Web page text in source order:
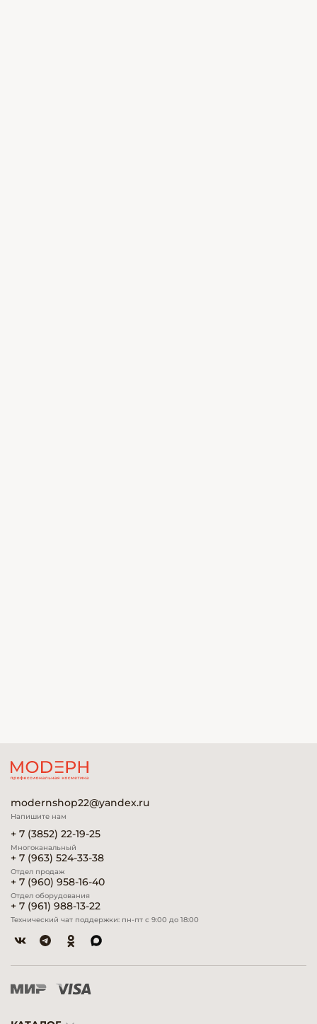
modernshop22@yandex.ru
Напишите нам
+ 7 (3852) 22-19-25
Многоканальный
+ 7 (963) 524-33-38
Отдел продаж
+ 7 (960) 958-16-40
Отдел оборудования
+ 7 (961) 988-13-22
Технический чат поддержки: пн-пт с 9:00 до 18:00